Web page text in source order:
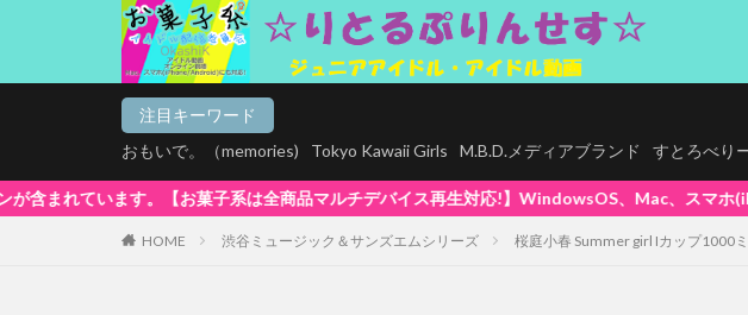
注目キーワード
おもいで。（memories)
Tokyo Kawaii Girls M.B.D.メディアブランド すとろべり
マルチデバイス再生対応!】WindowsOS、Mac、スマホ(iPhone / Android)、タブレットで再生
HOME 渋谷ミュージック＆サンズエムシリーズ 桜庭小春 Summer girl Iカップ1000